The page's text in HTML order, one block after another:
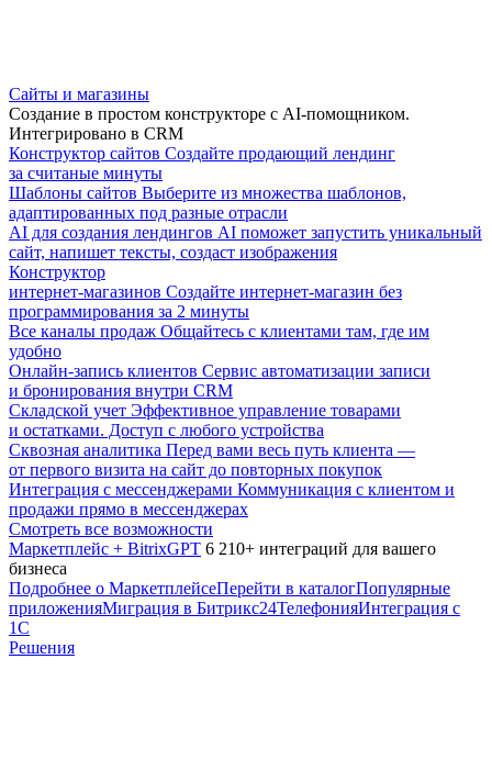
Сайты и магазины
Создание в простом конструкторе с AI-помощником.
Интегрировано в CRM
Конструктор сайтов Создайте продающий лендинг
за считаные минуты
Шаблоны сайтов Выберите из множества шаблонов,
адаптированных под разные отрасли
AI для создания лендингов AI поможет запустить уникальный
сайт, напишет тексты, создаст изображения
Конструктор
интернет-магазинов Создайте интернет-магазин без
программирования за 2 минуты
Все каналы продаж Общайтесь с клиентами там, где им
удобно
Онлайн-запись клиентов Сервис автоматизации записи
и бронирования внутри CRM
Складской учет Эффективное управление товарами
и остатками. Доступ с любого устройства
Сквозная аналитика Перед вами весь путь клиента —
от первого визита на сайт до повторных покупок
Интеграция с мессенджерами Коммуникация с клиентом и
продажи прямо в мессенджерах
Смотреть все возможности
Маркетплейс + BitrixGPT 6 210+ интеграций для вашего
бизнеса
Подробнее о МаркетплейсеПерейти в каталогПопулярные
приложенияМиграция в Битрикс24ТелефонияИнтеграция с
1С
Решения